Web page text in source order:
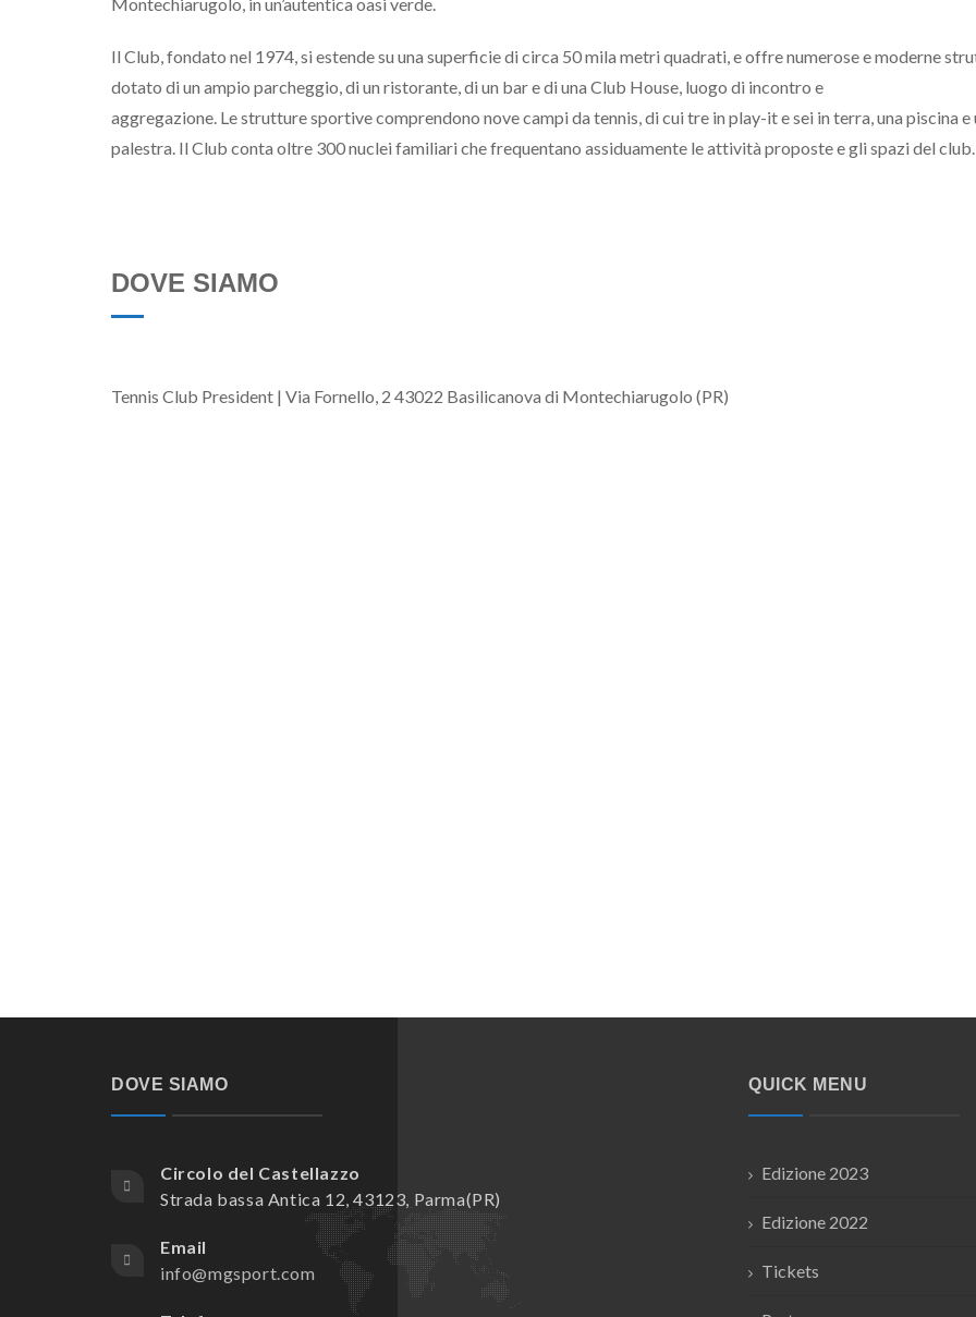
Il Club, fondato nel 1974, si estende su una superficie di circa 50 mila metri quadrati, e offre numerose e moderne
dotato di un ampio parcheggio, di un ristorante, di un bar e di una Club House, luogo di incontro e
aggregazione. Le strutture sportive comprendono nove campi da tennis, di cui tre in play-it e sei in terra, una piscina e
palestra. Il Club conta oltre 300 nuclei familiari che frequentano assiduamente le attività proposte e gli spazi del club.
DOVE SIAMO
Tennis Club President | Via Fornello, 2 43022 Basilicanova di Montechiarugolo (PR)
DOVE SIAMO
Circolo del Castellazzo
Strada bassa Antica 12, 43123, Parma(PR)
Email
info@mgsport.com
QUICK MENU
Edizione 2023
Edizione 2022
Tickets